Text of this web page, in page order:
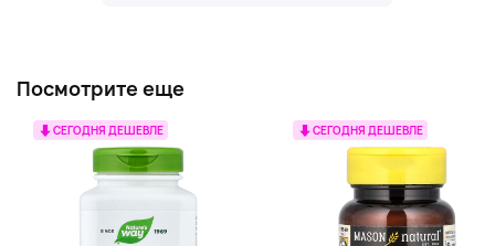
Посмотрите еще
СЕГОДНЯ ДЕШЕВЛЕ СЕГОДНЯ ДЕШЕВЛЕ